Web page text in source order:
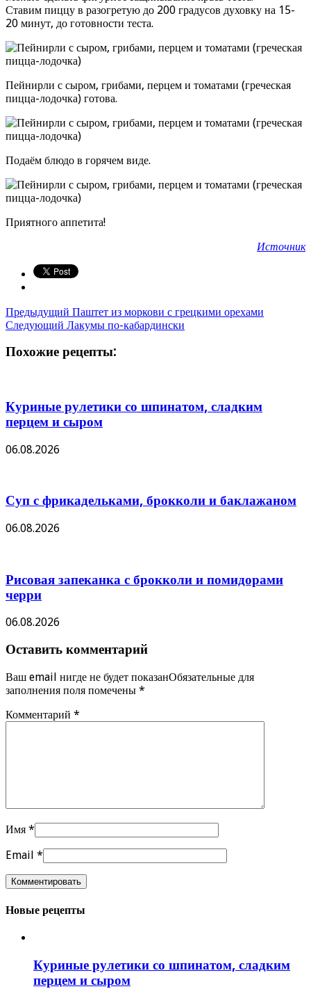
Ставим пиццу в разогретую до 200 градусов духовку на 15-
20 минут, до готовности теста.
Пейнирли с сыром, грибами, перцем и томатами (греческая
пицца-лодочка) готова.
Подаём блюдо в горячем виде.
Приятного аппетита!
Источник
Предыдущий Паштет из моркови с грецкими орехами
Следующий Лакумы по-кабардински
Похожие рецепты:
Куриные рулетики со шпинатом, сладким
перцем и сыром
06.08.2026
Суп с фрикадельками, брокколи и баклажаном
06.08.2026
Рисовая запеканка с брокколи и помидорами
черри
06.08.2026
Оставить комментарий
Ваш email нигде не будет показанОбязательные для
заполнения поля помечены *
Комментарий *
Имя *
Email *
Новые рецепты
Куриные рулетики со шпинатом, сладким
перцем и сыром